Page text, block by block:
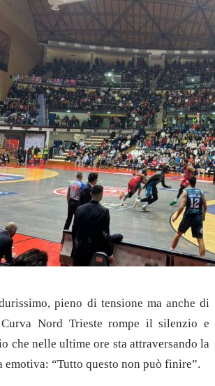
pieno di tensione ma anche di
Curva Nord Trieste rompe il silenzio e
che nelle ultime ore sta attraversando la
emotiva: “Tutto questo non può finire”.